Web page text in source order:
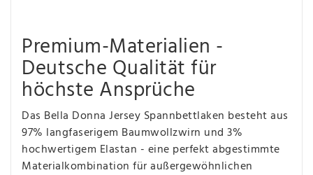
Premium-Materialien -
Deutsche Qualität für
höchste Ansprüche
Das Bella Donna Jersey Spannbettlaken besteht aus
97% langfaserigem Baumwollzwirn und 3%
hochwertigem Elastan - eine perfekt abgestimmte
Materialkombination für außergewöhnlichen